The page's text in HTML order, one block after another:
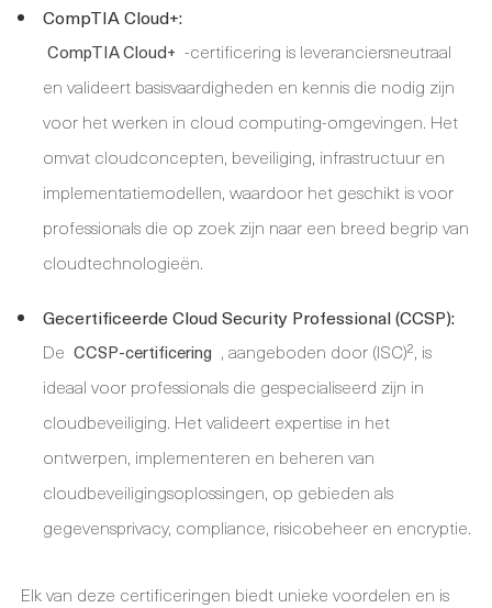
CompTIA Cloud+:
CompTIA Cloud+ -certificering is leveranciersneutraal
en valideert basisvaardigheden en kennis die nodig zijn
voor het werken in cloud computing-omgevingen. Het
omvat cloudconcepten, beveiliging, infrastructuur en
implementatiemodellen, waardoor het geschikt is voor
professionals die op zoek zijn naar een breed begrip van
cloudtechnologieën.
Gecertificeerde Cloud Security Professional (CCSP):
De CCSP-certificering , aangeboden door (ISC)², is
ideaal voor professionals die gespecialiseerd zijn in
cloudbeveiliging. Het valideert expertise in het
ontwerpen, implementeren en beheren van
cloudbeveiligingsoplossingen, op gebieden als
gegevensprivacy, compliance, risicobeheer en encryptie.
Elk van deze certificeringen biedt unieke voordelen en is